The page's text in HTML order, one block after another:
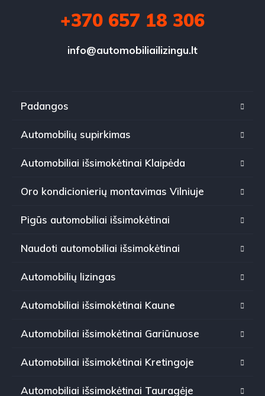
+370 657 18 306
info@automobiliailizingu.lt
Padangos
Automobilių supirkimas
Automobiliai išsimokėtinai Klaipėda
Oro kondicionierių montavimas Vilniuje
Pigūs automobiliai išsimokėtinai
Naudoti automobiliai išsimokėtinai
Automobilių lizingas
Automobiliai išsimokėtinai Kaune
Automobiliai išsimokėtinai Gariūnuose
Automobiliai išsimokėtinai Kretingoje
Automobiliai išsimokėtinai Tauragėje